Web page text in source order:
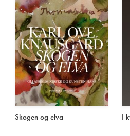
Skogen og elva I